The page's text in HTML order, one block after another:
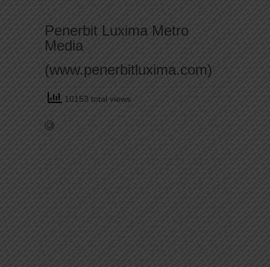
Penerbit Luxima Metro
Media
(www.penerbitluxima.com)
10153 total views